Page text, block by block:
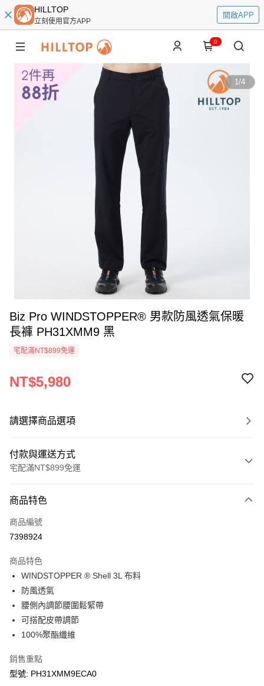
HILLTOP
立刻使用官方APP
開啟APP
0
1/4
Biz Pro WINDSTOPPER® 男款防風透氣保暖
長褲 PH31XMM9 黑
宅配滿NT$899免運
NT$5,980
請選擇商品選項
付款與運送方式
宅配滿NT$899免運
信用卡一次付款
LINE Pay
悠遊付
Google Pay
運送方式
每筆NT$90，滿NT$899(含以上)免運費
宅配(離島)
商品特色
商品編號
7398924
商品特色
WINDSTOPPER ® Shell 3L 布料
防風透氣
腰側內調節腰圍鬆緊帶
可搭配皮帶調節
100%聚酯纖維
銷售重點
型號: PH31XMM9ECA0